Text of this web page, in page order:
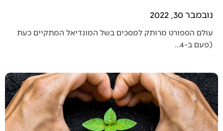
נובמבר 30, 2022
עולם הספורט מרותק למסכים בשל המונדיאל המתקיים כעת
(פעם ב-4…